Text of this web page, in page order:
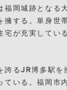
福岡城跡となる
擁する。単身世
宅が充実してい
誇るJR博多駅を
ている。福岡市